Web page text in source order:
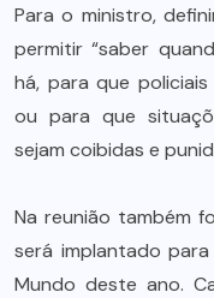
Para o ministro,
permitir “saber
há, para que
ou para que
sejam coibidas e
Na reunião também
será implantado
Mundo deste ano.